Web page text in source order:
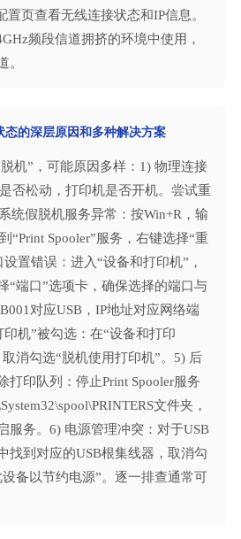
置页查看无线连接状态和IP信息。
频段信道拥挤的环境中使用，
。
态的深层原因和多种解决方案
机”，可能原因多样：1) 物理连接
否松动，打印机是否开机。尝试重
统假脱机服务异常：按Win+R，输
“Print Spooler”服务，右键选择“重
置错误：进入“设备和打印机”，
“端口”选项卡，确保选择的端口与
对应USB，IP地址对应网络端
机”被勾选：在“设备和打印
消勾选“脱机使用打印机”。5) 后
打印队列：停止Print Spooler服务
文件夹，
服务。6) 电源管理冲突：对于USB
找到对应的USB根集线器，取消勾
备以节约电源”。逐一排查通常可